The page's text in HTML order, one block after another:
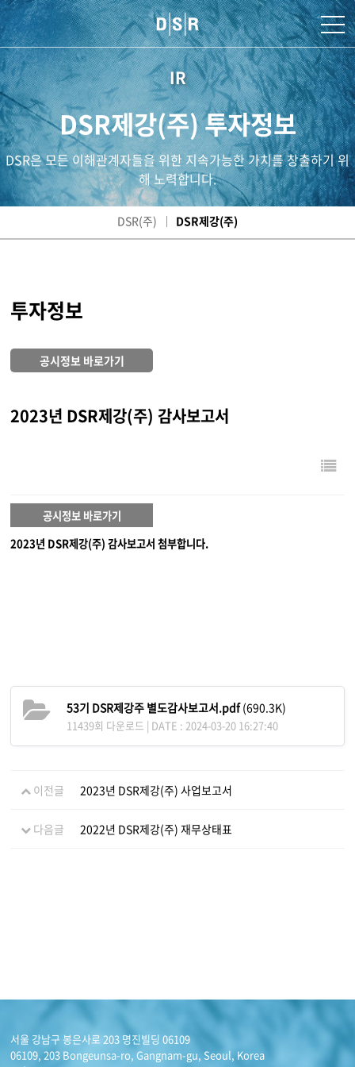
IR
DSR제강(주) 투자정보
DSR은 모든 이해관계자들을 위한 지속가능한 가치를 창출하기 위
해 노력합니다.
DSR(주) DSR제강(주)
투자정보
공시정보 바로가기
2023년 DSR제강(주) 감사보고서
공시정보 바로가기
2023년 DSR제강(주) 감사보고서 첨부합니다.
53기 DSR제강주 별도감사보고서.pdf(690.3K)
11439회 다운로드 | DATE : 2024-03-20 16:27:40
이전글 2023년 DSR제강(주) 사업보고서
다음글 2022년 DSR제강(주) 재무상태표
서울 강남구 봉은사로 203 명진빌딩 06109
06109, 203 Bongeunsa-ro, Gangnam-gu, Seoul, Korea